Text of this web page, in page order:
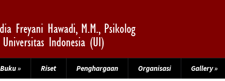
Buku» Riset Penghargaan Organisasi Gallery»